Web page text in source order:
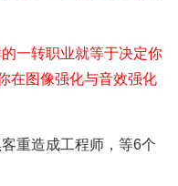
一转职业就等于决定你
在图像强化与音效强化
重造成工程师，等6个